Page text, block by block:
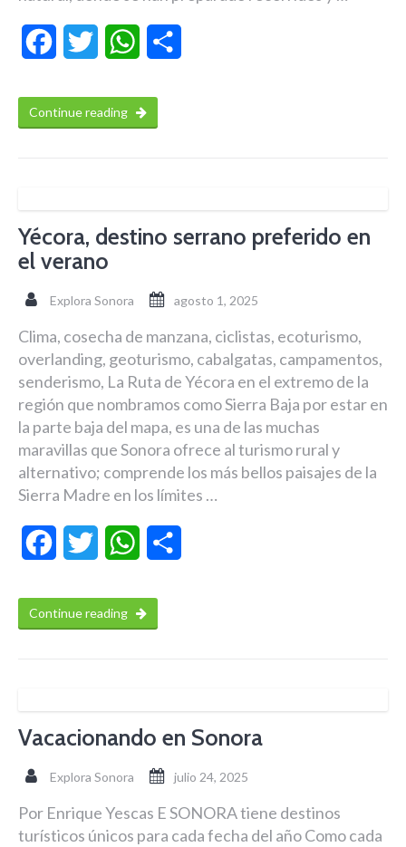
FacebookTwitter WhatsApp
Continue reading
Yécora, destino serrano preferido en
el verano
Explora Sonora agosto 1, 2025
Clima, cosecha de manzana, ciclistas, ecoturismo,
overlanding, geoturismo, cabalgatas, campamentos,
senderismo, La Ruta de Yécora en el extremo de la
región que nombramos como Sierra Baja por estar en
la parte baja del mapa, es una de las muchas
maravillas que Sonora ofrece al turismo rural y
alternativo; comprende los más bellos paisajes de la
Sierra Madre en los límites …
FacebookTwitter WhatsApp
Continue reading
Vacacionando en Sonora
Explora Sonora julio 24, 2025
Por Enrique Yescas E SONORA tiene destinos
turísticos únicos para cada fecha del año Como cada